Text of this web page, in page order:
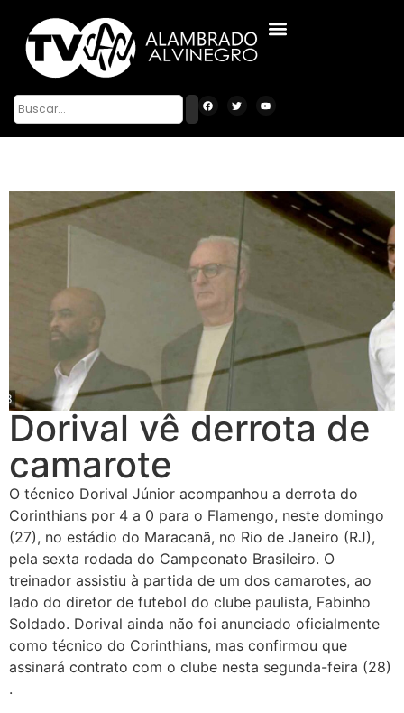
Dorival vê derrota de
camarote
O técnico Dorival Júnior acompanhou a derrota do
Corinthians por 4 a 0 para o Flamengo, neste domingo
(27), no estádio do Maracanã, no Rio de Janeiro (RJ),
pela sexta rodada do Campeonato Brasileiro. O
treinador assistiu à partida de um dos camarotes, ao
lado do diretor de futebol do clube paulista, Fabinho
Soldado. Dorival ainda não foi anunciado oficialmente
como técnico do Corinthians, mas confirmou que
assinará contrato com o clube nesta segunda-feira (28)
.​